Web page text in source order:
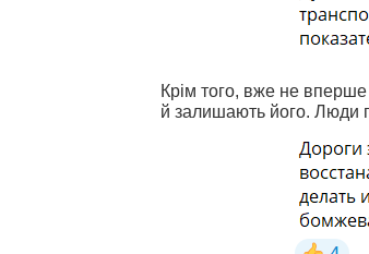
Крім того, вже не
й залишають його. Люди